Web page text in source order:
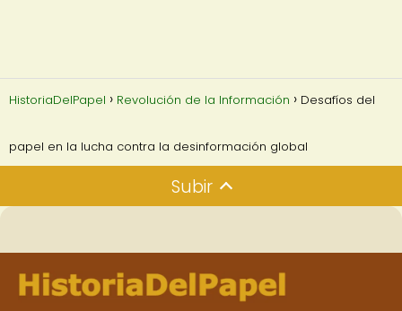
HistoriaDelPapel Revolución de la Información Desafíos del
papel en la lucha contra la desinformación global
Subir